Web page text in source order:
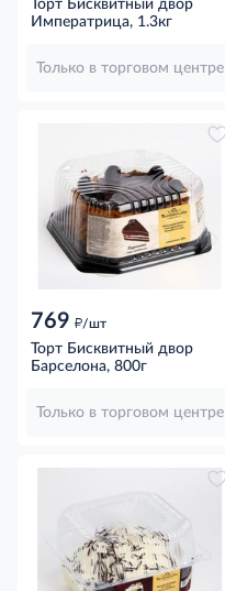
Торт Бисквитный двор
Императрица, 1.3кг
Только в торговом центре
769 д/шт
Торт Бисквитный двор
Барселона, 800г
Только в торговом центре